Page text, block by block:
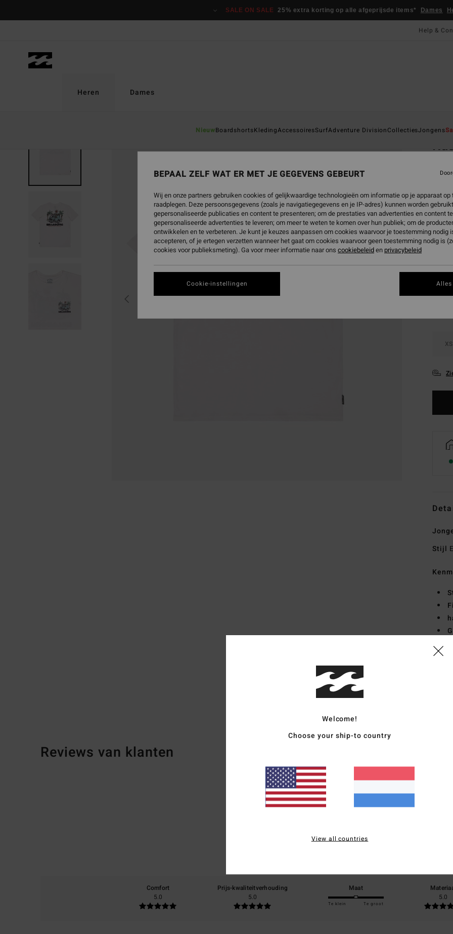
SALE ON SALE 25% extra korting op alle afgeprijsde items* Dames
Help &
Heren
NieuwBoardshortsKledingAccessoiresSurfAdventure DivisionCollectiesJongens
Dames
€
€
SALE
SALE
XS
Stijl
Reviews van klanten
Gemiddelde score
5.0
Comfort
5.0
Prijs-kwaliteitverhouding
5.0
Maat
Te klein Te groot
5.0
Welcome!
Choose your ship-to country
View all countries
BEPAAL ZELF WAT ER MET JE GEGEVENS GEBEURT
Wij en onze partners gebruiken cookies of gelijkwaardige technologieën om informatie op je apparaat
raadplegen. Deze persoonsgegevens (zoals je navigatiegegevens en je IP-adres) kunnen worden
gepersonaliseerde publicaties en content te presenteren; om de prestaties van advertenties en content
gepersonaliseerde advertenties te leveren; om meer te weten te komen over hun publiek; om de
ontwikkelen en te verbeteren. Je kunt je keuzes aanpassen om cookies waarvoor je toestemming nodig
accepteren, of je ertegen verzetten wanneer het gaat om cookies waarvoor geen toestemming nodig is
cookies voor publieksmeting). Ga voor meer informatie naar ons cookiebeleiden privacybeleid
Cookie-instellingen